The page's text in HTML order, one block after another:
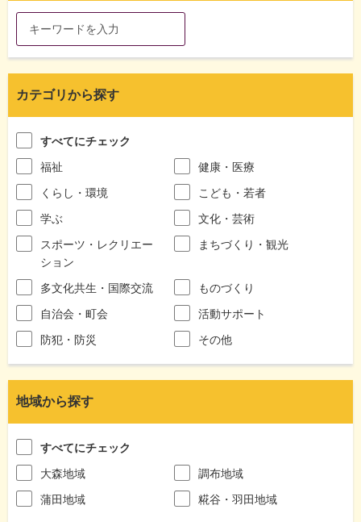
カテゴリから探す
すべてにチェック
福祉
健康・医療
くらし・環境
こども・若者
学ぶ
文化・芸術
スポーツ・レクリエー
ション
まちづくり・観光
多文化共生・国際交流
ものづくり
自治会・町会
活動サポート
防犯・防災
その他
地域から探す
すべてにチェック
大森地域
調布地域
蒲田地域
糀谷・羽田地域